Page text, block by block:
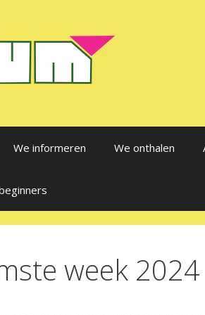
We informeren We onthalen
week 2024